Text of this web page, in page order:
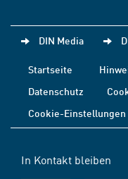
DIN Media
Startseite
Datenschutz
Cookie-Einstellungen
In Kontakt bleiben